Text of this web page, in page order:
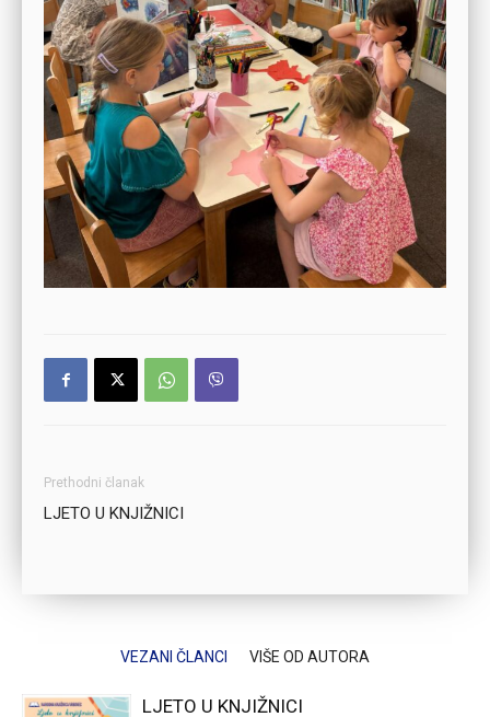
Prethodni članak
LJETO U KNJIŽNICI
VEZANI ČLANCI VIŠE OD AUTORA
LJETO U KNJIŽNICI